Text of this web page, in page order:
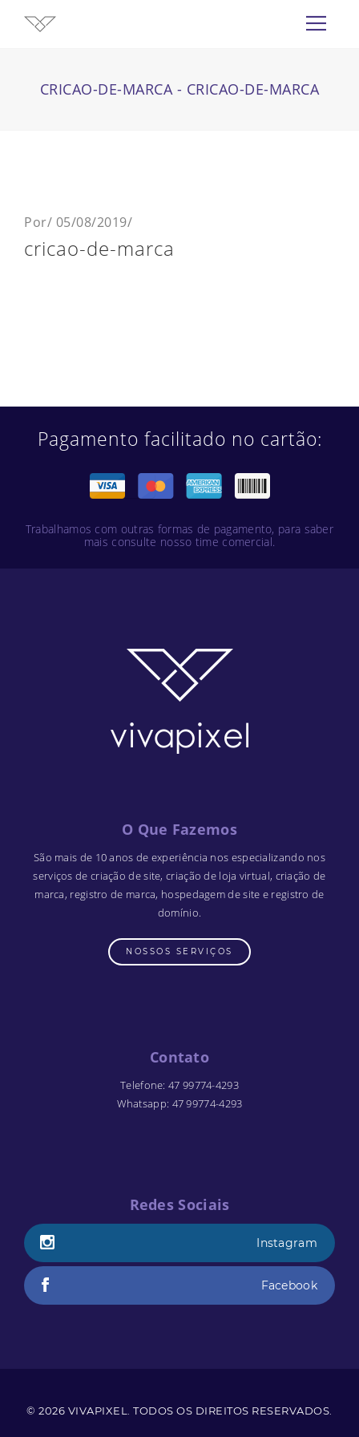
CRICAO-DE-MARCA - CRICAO-DE-MARCA
Por/ 05/08/2019/
cricao-de-marca
Pagamento facilitado no cartão:
Trabalhamos com outras formas de pagamento, para saber
mais consulte nosso time comercial.
O Que Fazemos
São mais de 10 anos de experiência nos especializando nos
serviços de criação de site, criação de loja virtual, criação de
marca, registro de marca, hospedagem de site e registro de
domínio.
NOSSOS SERVIÇOS
Contato
Telefone:47 99774-4293
Whatsapp: 47 99774-4293
Redes Sociais
Instagram
Facebook
© 2026 VIVAPIXEL . TODOS OS DIREITOS RESERVADOS.